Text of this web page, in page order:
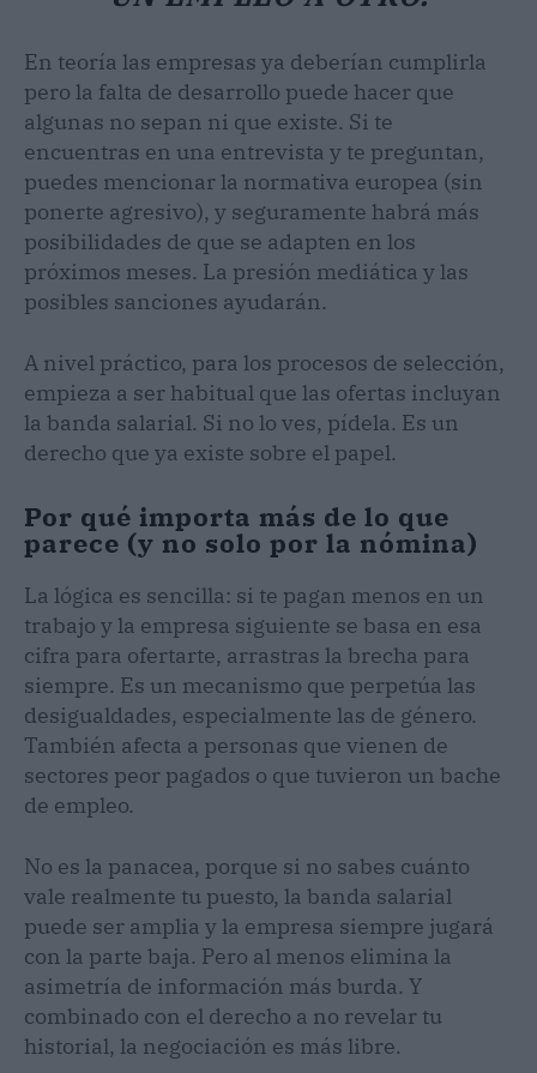
En teoría las empresas ya deberían cumplirla
pero la falta de desarrollo puede hacer que
algunas no sepan ni que existe. Si te
encuentras en una entrevista y te preguntan,
puedes mencionar la normativa europea (sin
ponerte agresivo), y seguramente habrá más
posibilidades de que se adapten en los
próximos meses. La presión mediática y las
posibles sanciones ayudarán.
A nivel práctico, para los procesos de selección,
empieza a ser habitual que las ofertas incluyan
la banda salarial. Si no lo ves, pídela. Es un
derecho que ya existe sobre el papel.
Por qué importa más de lo que
parece (y no solo por la nómina)
La lógica es sencilla: si te pagan menos en un
trabajo y la empresa siguiente se basa en esa
cifra para ofertarte, arrastras la brecha para
siempre. Es un mecanismo que perpetúa las
desigualdades, especialmente las de género.
También afecta a personas que vienen de
sectores peor pagados o que tuvieron un bache
de empleo.
No es la panacea, porque si no sabes cuánto
vale realmente tu puesto, la banda salarial
puede ser amplia y la empresa siempre jugará
con la parte baja. Pero al menos elimina la
asimetría de información más burda. Y
combinado con el derecho a no revelar tu
historial, la negociación es más libre.